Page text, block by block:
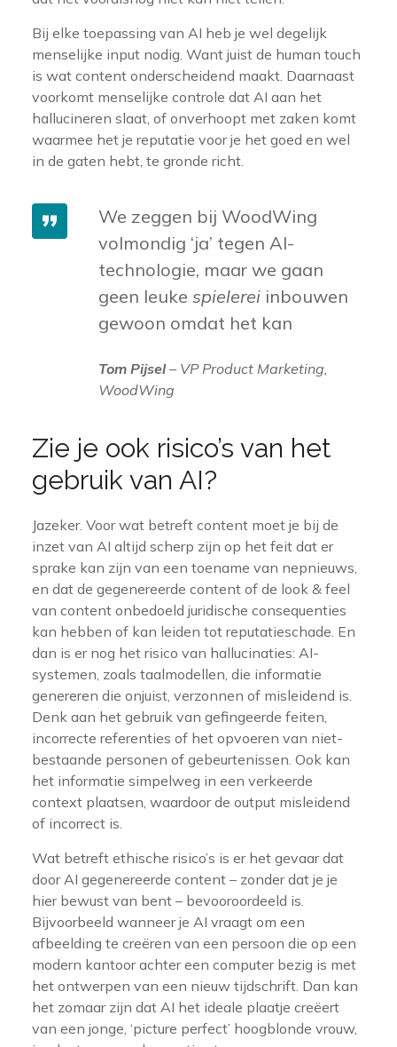
Bij elke toepassing van AI heb je wel degelijk
menselijke input nodig. Want juist de human touch
is wat content onderscheidend maakt. Daarnaast
voorkomt menselijke controle dat AI aan het
hallucineren slaat, of onverhoopt met zaken komt
waarmee het je reputatie voor je het goed en wel
in de gaten hebt, te gronde richt.
We zeggen bij WoodWing
volmondig ‘ja’ tegen AI-
technologie, maar we gaan
geen leuke spielerei inbouwen
gewoon omdat het kan
Tom Pijsel– VP Product Marketing,
WoodWing
Zie je ook risico’s van het
gebruik van AI?
Jazeker. Voor wat betreft content moet je bij de
inzet van AI altijd scherp zijn op het feit dat er
sprake kan zijn van een toename van nepnieuws,
en dat de gegenereerde content of de look & feel
van content onbedoeld juridische consequenties
kan hebben of kan leiden tot reputatieschade. En
dan is er nog het risico van hallucinaties: AI-
systemen, zoals taalmodellen, die informatie
genereren die onjuist, verzonnen of misleidend is.
Denk aan het gebruik van gefingeerde feiten,
incorrecte referenties of het opvoeren van niet-
bestaande personen of gebeurtenissen. Ook kan
het informatie simpelweg in een verkeerde
context plaatsen, waardoor de output misleidend
of incorrect is.
Wat betreft ethische risico’s is er het gevaar dat
door AI gegenereerde content – zonder dat je je
hier bewust van bent – bevooroordeeld is.
Bijvoorbeeld wanneer je AI vraagt om een
afbeelding te creëren van een persoon die op een
modern kantoor achter een computer bezig is met
het ontwerpen van een nieuw tijdschrift. Dan kan
het zomaar zijn dat AI het ideale plaatje creëert
van een jonge, ‘picture perfect’ hoogblonde vrouw,